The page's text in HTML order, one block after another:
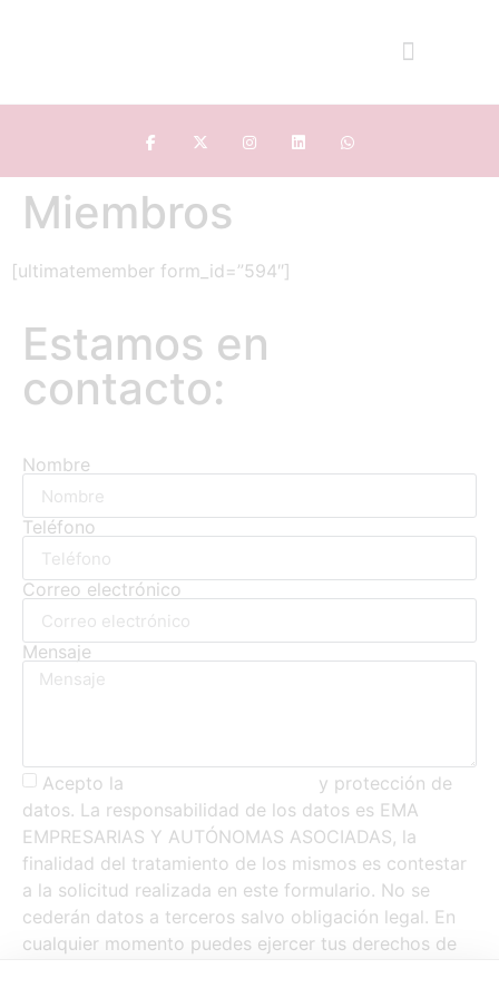
Miembros
[ultimatemember form_id=”594″]
Estamos en
contacto:
Nombre
Teléfono
Correo electrónico
Mensaje
Acepto la
y protección de
datos. La responsabilidad de los datos es EMA
EMPRESARIAS Y AUTÓNOMAS ASOCIADAS, la
finalidad del tratamiento de los mismos es contestar
a la solicitud realizada en este formulario. No se
cederán datos a terceros salvo obligación legal. En
cualquier momento puedes ejercer tus derechos de